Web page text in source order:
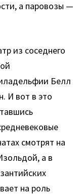
а паровозы —
из соседнего
Белл
И вот в это
смотрят на
а в
на роль